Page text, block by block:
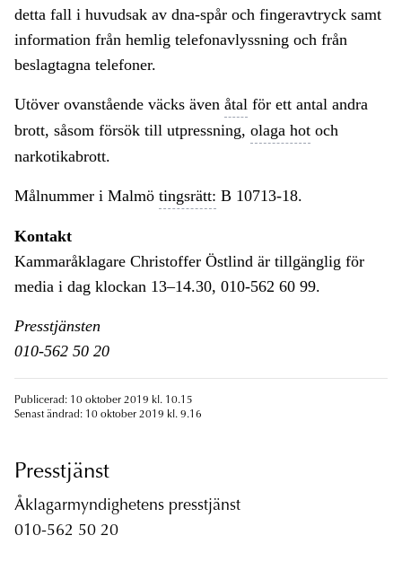
detta fall i huvudsak av dna-spår och fingeravtryck samt
information från hemlig telefonavlyssning och från
beslagtagna telefoner.
Utöver ovanstående väcks även åtal för ett antal andra
brott, såsom försök till utpressning, olaga hot och
narkotikabrott.
Målnummer i Malmö tingsrätt: B 10713-18.
Kontakt
Kammaråklagare Christoffer Östlind är tillgänglig för
media i dag klockan 13–14.30, 010-562 60 99.
Presstjänsten
010-562 50 20
Publicerad: 10 oktober 2019 kl. 10.15
Senast ändrad: 10 oktober 2019 kl. 9.16
Presstjänst
Åklagarmyndighetens presstjänst
010-562 50 20